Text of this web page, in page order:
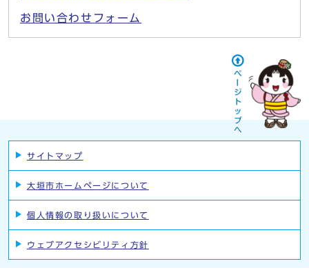
お問い合わせフォーム
サイトマップ
大垣市ホームページについて
個人情報の取り扱いについて
ウェブアクセシビリティ方針